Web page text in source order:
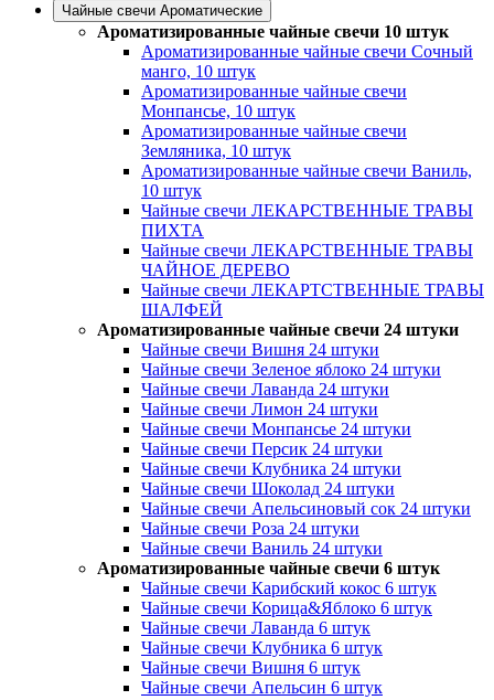
Чайные свечи Ароматические
Ароматизированные чайные свечи 10 штук
Ароматизированные чайные свечи Сочный
манго, 10 штук
Ароматизированные чайные свечи
Монпансье, 10 штук
Ароматизированные чайные свечи
Земляника, 10 штук
Ароматизированные чайные свечи Ваниль,
10 штук
Чайные свечи ЛЕКАРСТВЕННЫЕ ТРАВЫ
ПИХТА
Чайные свечи ЛЕКАРСТВЕННЫЕ ТРАВЫ
ЧАЙНОЕ ДЕРЕВО
Чайные свечи ЛЕКАРТСТВЕННЫЕ ТРАВЫ
ШАЛФЕЙ
Ароматизированные чайные свечи 24 штуки
Чайные свечи Вишня 24 штуки
Чайные свечи Зеленое яблоко 24 штуки
Чайные свечи Лаванда 24 штуки
Чайные свечи Лимон 24 штуки
Чайные свечи Монпансье 24 штуки
Чайные свечи Персик 24 штуки
Чайные свечи Клубника 24 штуки
Чайные свечи Шоколад 24 штуки
Чайные свечи Апельсиновый сок 24 штуки
Чайные свечи Роза 24 штуки
Чайные свечи Ваниль 24 штуки
Ароматизированные чайные свечи 6 штук
Чайные свечи Карибский кокос 6 штук
Чайные свечи Корица&Яблоко 6 штук
Чайные свечи Лаванда 6 штук
Чайные свечи Клубника 6 штук
Чайные свечи Вишня 6 штук
Чайные свечи Апельсин 6 штук